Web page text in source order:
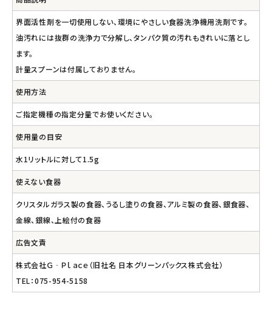
界面活性剤を一切使用しない、環境にやさしい食器洗浄機用洗剤です。
油汚れには抜群の洗浄力で分解し、タンパク質の汚れもきれいに落とし
ます。
計量スプーンは付属しておりません。
使用方法
ご指定機種の指定分量でお使いください。
使用量の目安
水1リットルに対して1.5g
使えない食器
クリスタルガラス製の食器、うるし塗りの食器、アルミ製の食器、銀食器、
金線、銀線、上絵付の食器
広告文責
株式会社Ｇ‐Ｐｌａｃｅ（旧社名 日本グリーンパックス株式会社）
TEL：075-954-5158